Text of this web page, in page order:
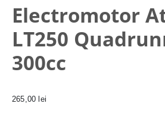
Electromotor
LT250
300cc
265,00lei